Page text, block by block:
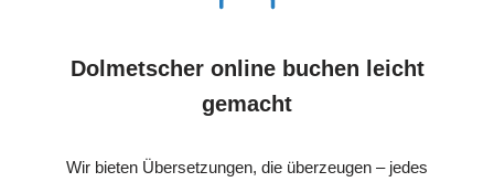
Dolmetscher online buchen leicht
gemacht
Wir bieten Übersetzungen, die überzeugen – jedes